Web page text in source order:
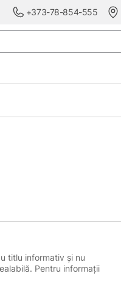
+373-78-854-555
titlu informativ și nu
Pentru informații